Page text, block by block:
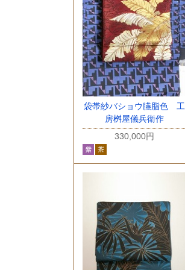
袋帯紗バショウ臙脂色 工
房桝屋儀兵衛作
330,000円